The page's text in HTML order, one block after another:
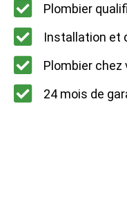
Plombier
Installation et
Plombier chez
24 mois de